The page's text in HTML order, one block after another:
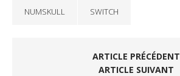
NUMSKULL SWITCH
ARTICLE PRÉCÉDENT
ARTICLE SUIVANT